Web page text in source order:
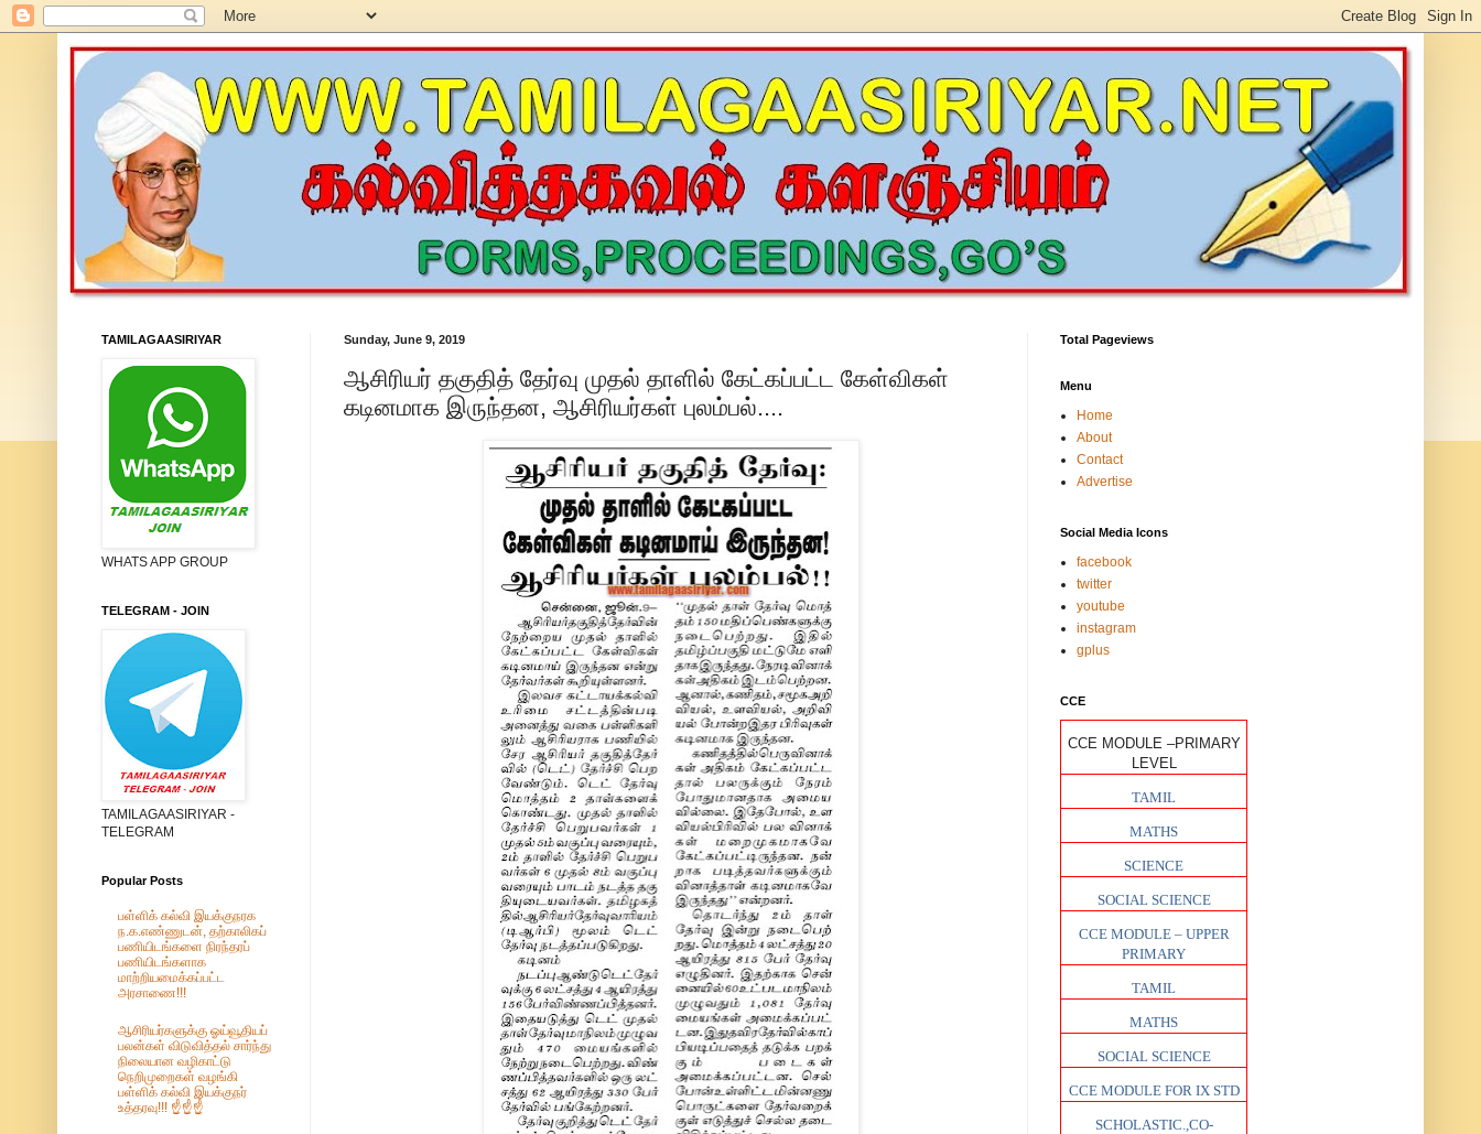
Sunday, June 9, 2019
ஆசிரியர் தகுதித் தேர்வு முதல் தாளில் கேட்கப்பட்ட கேள்விகள்
கடினமாக இருந்தன, ஆசிரியர்கள் புலம்பல்....
TAMILAGAASIRIYAR
WHATS APP GROUP
TELEGRAM - JOIN
TAMILAGAASIRIYAR -
TELEGRAM
Popular Posts
பள்ளிக் கல்வி இயக்குநரக
ந.க.எண்ணுடன், தற்காலிகப்
பணியிடங்களை நிரந்தரப்
பணியிடங்களாக
மாற்றியமைக்கப்பட்ட
அரசாணை!!!
ஆசிரியர்களுக்கு ஓய்வூதியப்
பலன்கள் விடுவித்தல் சார்ந்து
நிலையான வழிகாட்டு
நெறிமுறைகள் வழங்கி
பள்ளிக் கல்வி இயக்குநர்
உத்தரவு!!! ☝️☝️☝️
Total Pageviews
Menu
Home
About
Contact
Advertise
Social Media Icons
facebook
twitter
youtube
instagram
gplus
CCE
CCE MODULE –PRIMARY
LEVEL
TAMIL
MATHS
SCIENCE
SOCIAL SCIENCE
CCE MODULE – UPPER
PRIMARY
TAMIL
MATHS
SOCIAL SCIENCE
CCE MODULE FOR IX STD
SCHOLASTIC.,CO-